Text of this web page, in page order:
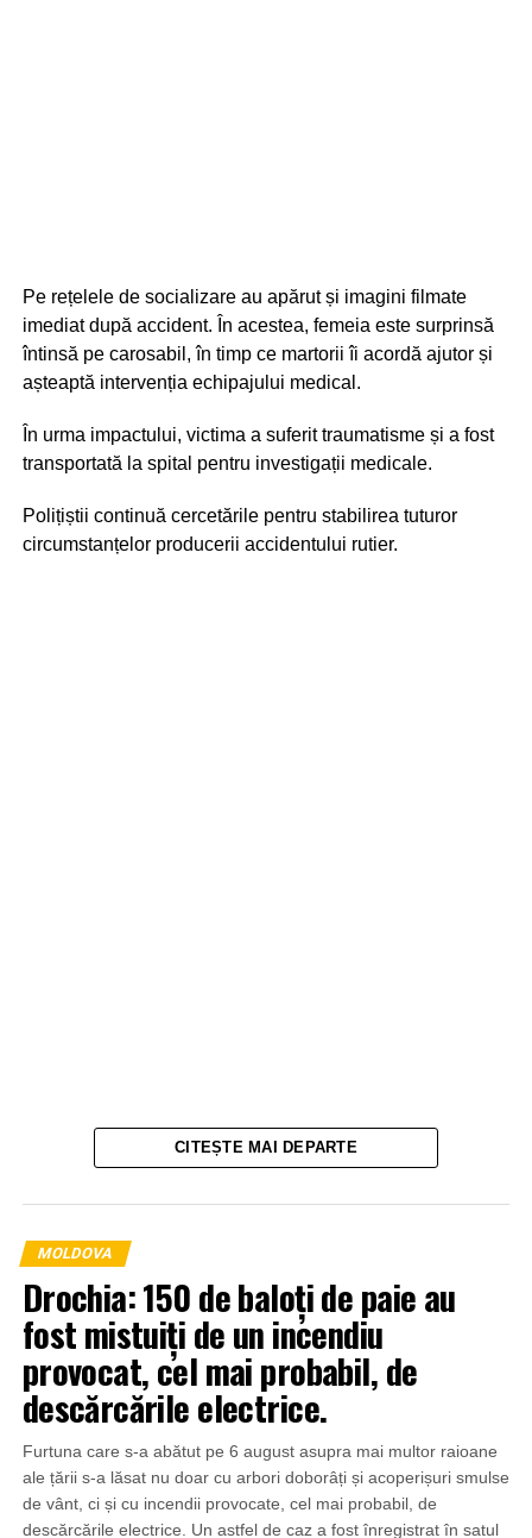
Pe rețelele de socializare au apărut și imagini filmate
imediat după accident. În acestea, femeia este surprinsă
întinsă pe carosabil, în timp ce martorii îi acordă ajutor și
așteaptă intervenția echipajului medical.
În urma impactului, victima a suferit traumatisme și a fost
transportată la spital pentru investigații medicale.
Polițiștii continuă cercetările pentru stabilirea tuturor
circumstanțelor producerii accidentului rutier.
CITEȘTE MAI DEPARTE
MOLDOVA
Drochia: 150 de baloți de paie au
fost mistuiți de un incendiu
provocat, cel mai probabil, de
descărcările electrice.
Furtuna care s-a abătut pe 6 august asupra mai multor raioane
ale țării s-a lăsat nu doar cu arbori doborâți și acoperișuri smulse
de vânt, ci și cu incendii provocate, cel mai probabil, de
descărcările electrice. Un astfel de caz a fost înregistrat în satul